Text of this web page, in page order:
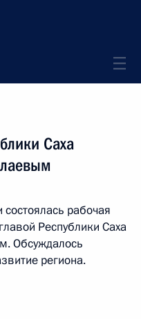
Саха
рабочая
Республики Саха
Обсуждалось
региона.